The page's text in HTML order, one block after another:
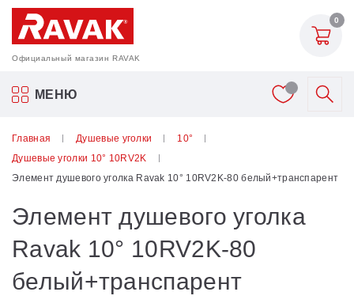
Официальный магазин RAVAK
0
МЕНЮ
Акриловые ванны Ravak
Шторки для ванн
Мебель для ванной
Аксессуары
Унитазы и биде
Главная Душевые уголки
10°
Душевые уголки 10° 10RV2K
Элемент душевого уголка Ravak 10° 10RV2K-80 белый+транспарент
Элемент душевого уголка
Ravak 10° 10RV2K-80
белый+транспарент